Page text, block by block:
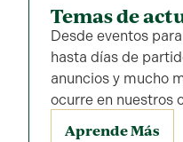
Temas de
Desde eventos
hasta días de
anuncios y mucho
ocurre en nuestros
Aprende Más